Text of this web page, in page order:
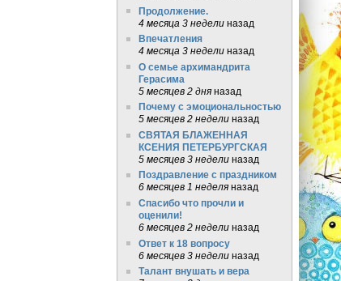
Продолжение.
4 месяца 3 неделиназад
Впечатления
4 месяца 3 неделиназад
О семье архимандрита
Герасима
5 месяцев 2 дняназад
Почему с эмоциональностью
5 месяцев 2 неделиназад
СВЯТАЯ БЛАЖЕННАЯ
КСЕНИЯ ПЕТЕРБУРГСКАЯ
5 месяцев 3 неделиназад
Поздравление с праздником
6 месяцев 1 неделяназад
Спасибо что прочли и
оценили!
6 месяцев 2 неделиназад
Ответ к 18 вопросу
6 месяцев 3 неделиназад
Талант внушать и вера